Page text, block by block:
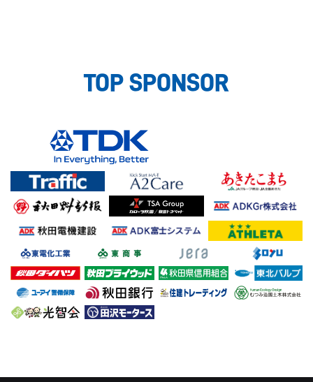
TOP SPONSOR